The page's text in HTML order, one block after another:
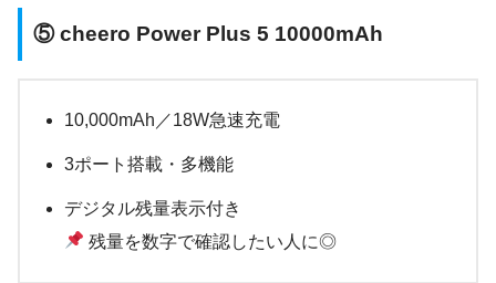
⑤cheero Power Plus 5 10000mAh
10,000mAh／18W急速充電
3ポート搭載・多機能
デジタル残量表示付き
残量を数字で確認したい人に◎